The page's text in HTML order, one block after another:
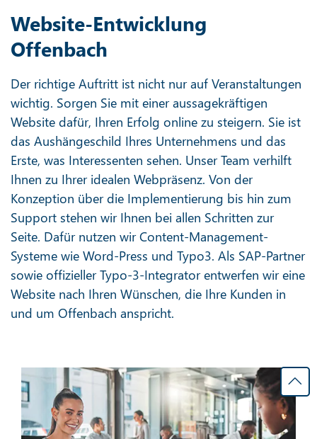
Website-Entwicklung
Offenbach
Der richtige Auftritt ist nicht nur auf Veranstaltungen
wichtig. Sorgen Sie mit einer aussagekräftigen
Website dafür, Ihren Erfolg online zu steigern. Sie ist
das Aushängeschild Ihres Unternehmens und das
Erste, was Interessenten sehen. Unser Team verhilft
Ihnen zu Ihrer idealen Webpräsenz. Von der
Konzeption über die Implementierung bis hin zum
Support stehen wir Ihnen bei allen Schritten zur
Seite. Dafür nutzen wir Content-Management-
Systeme wie Word-Press und Typo3. Als SAP-Partner
sowie offizieller Typo-3-Integrator entwerfen wir eine
Website nach Ihren Wünschen, die Ihre Kunden in
und um Offenbach anspricht.